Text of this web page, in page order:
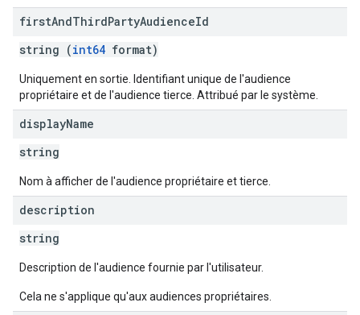
firstAndThirdPartyAudienceId
string (int64 format)
Uniquement en sortie. Identifiant unique de l'audience
propriétaire et de l'audience tierce. Attribué par le système.
displayName
string
Nom à afficher de l'audience propriétaire et tierce.
description
string
Description de l'audience fournie par l'utilisateur.
Cela ne s'applique qu'aux audiences propriétaires.